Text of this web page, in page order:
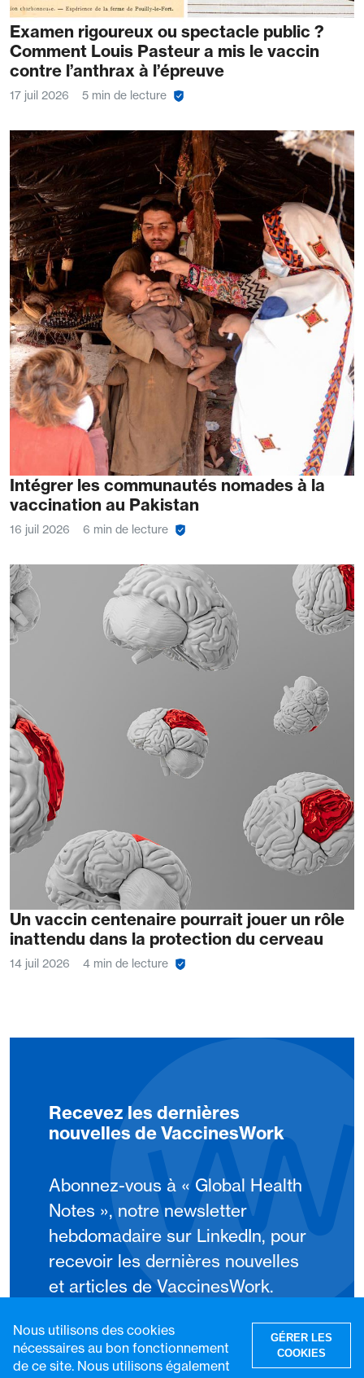
Examen rigoureux ou spectacle public ?
Comment Louis Pasteur a mis le vaccin
contre l’anthrax à l’épreuve
17 juil 2026 5 min de lecture
Intégrer les communautés nomades à la
vaccination au Pakistan
16 juil 2026 6 min de lecture
Un vaccin centenaire pourrait jouer un rôle
inattendu dans la protection du cerveau
14 juil 2026 4 min de lecture
Recevez les dernières
nouvelles de VaccinesWork
Abonnez-vous à « Global Health
Notes », notre newsletter
hebdomadaire sur LinkedIn, pour
recevoir les dernières nouvelles
et articles de VaccinesWork.
S'abonner
Nous utilisons des cookies
nécessaires au bon fonctionnement
de ce site. Nous utilisons également
GÉRER LES
COOKIES